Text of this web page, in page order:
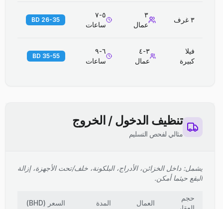
٣ غرف
٣
عمال
٥-٧
ساعات
26-35 BD
فيلا
كبيرة
٣-٤
عمال
٦-٩
ساعات
35-55 BD
تنظيف الدخول / الخروج
مثالي لفحص التسليم
يشمل: داخل الخزائن، الأدراج، البلكونة، خلف/تحت الأجهزة، إزالة
البقع حيثما أمكن.
حجم
العمال المدة السعر (
BHD
)